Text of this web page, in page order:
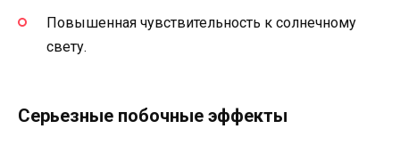
Повышенная чувствительность к солнечному
свету.
Серьезные побочные эффекты